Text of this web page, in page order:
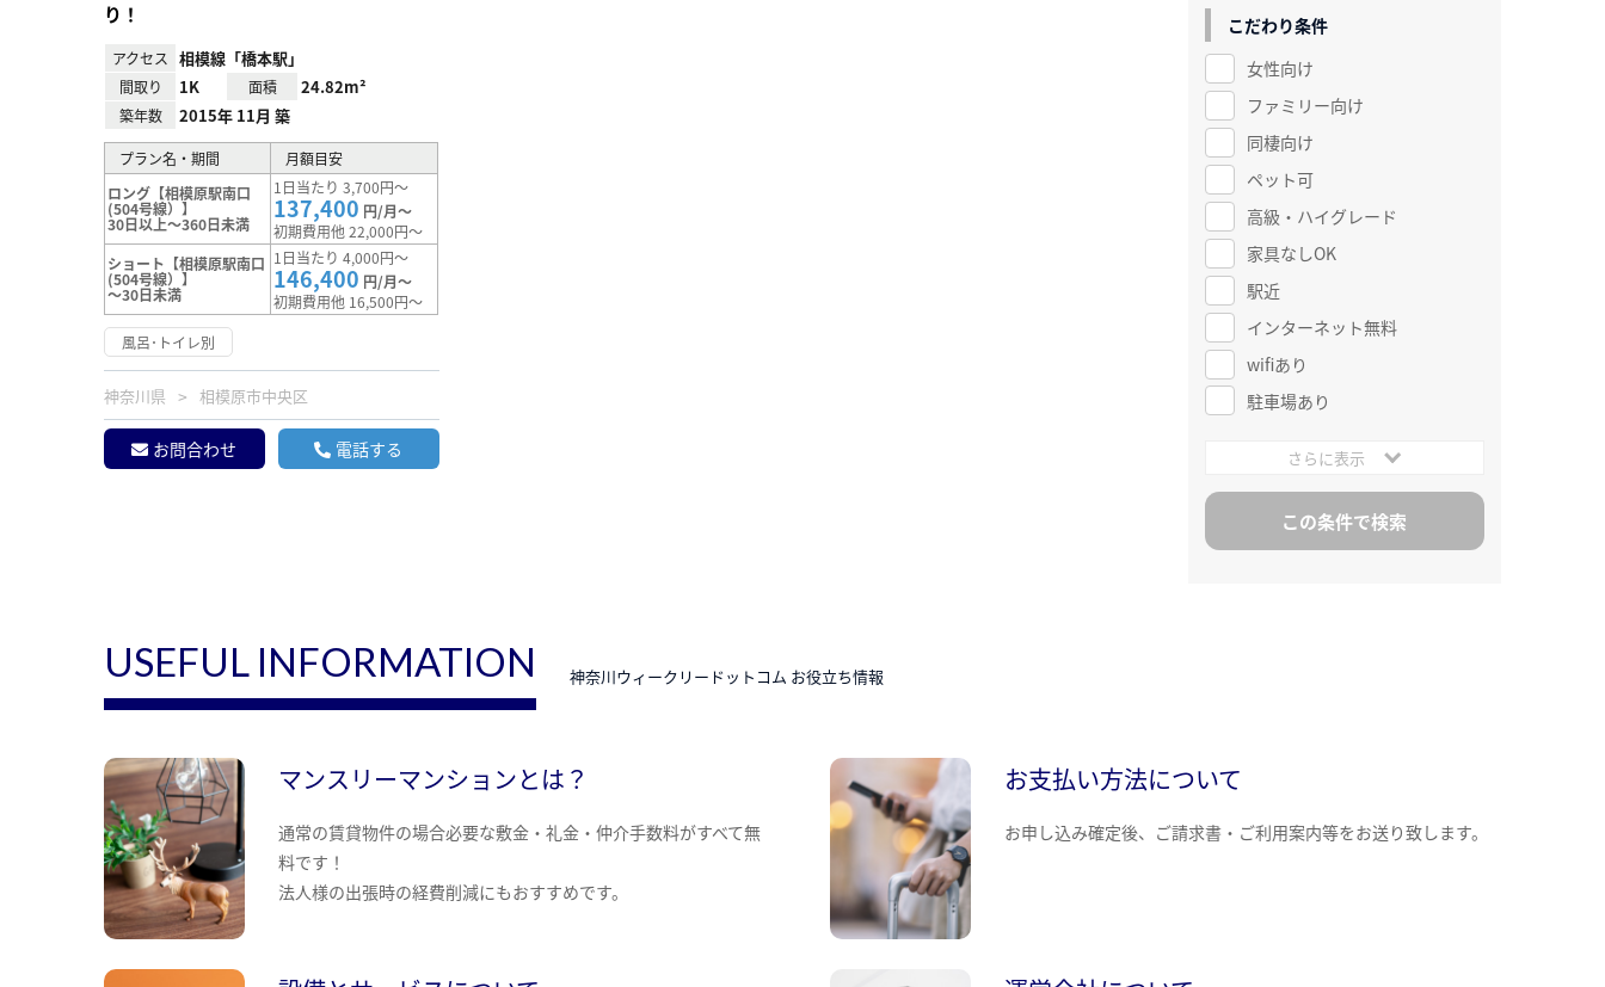
り！
アクセス 相模線「橋本駅」
間取り 1K 面積 24.82m²
築年数 2015年 11月 築
プラン名・期間
月額目安
ロング【相模原駅南口
(504号線）】
30日以上～360日未満
1日当たり 3,700円～
137,400 円/月～
初期費用他 22,000円～
ショート【相模原駅南口
(504号線）】
～30日未満
1日当たり 4,000円～
146,400 円/月～
初期費用他 16,500円～
風呂･トイレ別
神奈川県 相模原市中央区
お問合わせ 電話する
こだわり条件
女性向け
ファミリー向け
同棲向け
ペット可
高級・ハイグレード
家具なしOK
駅近
インターネット無料
wifiあり
駐車場あり
さらに表示
USEFUL INFORMATION 神奈川ウィークリードットコム お役立ち情報
マンスリーマンションとは？
通常の賃貸物件の場合必要な敷金・礼金・仲介手数料がすべて無
料です！
法人様の出張時の経費削減にもおすすめです。
お支払い方法について
お申し込み確定後、ご請求書・ご利用案内等をお送り致します。